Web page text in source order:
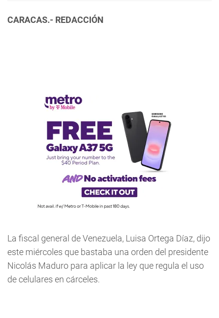
CARACAS.- REDACCIÓN
La fiscal general de Venezuela, Luisa Ortega Díaz, dijo
este miércoles que bastaba una orden del presidente
Nicolás Maduro para aplicar la ley que regula el uso
de celulares en cárceles.